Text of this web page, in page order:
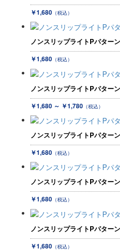
￥1,680 （税込）
ノンスリップライトPパター
￥1,680 （税込）
ノンスリップライトPパター
￥1,680 ～ ￥1,780 （税込）
ノンスリップライトPパター
￥1,680 （税込）
ノンスリップライトPパター
￥1,680 （税込）
ノンスリップライトPパター
￥1,680 （税込）